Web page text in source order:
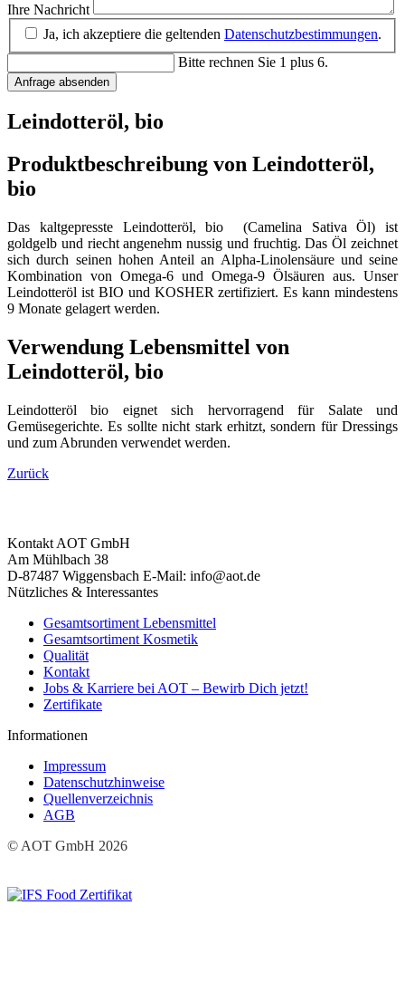
Ihre Nachricht
Ja, ich akzeptiere die geltenden Datenschutzbestimmungen.
Bitte rechnen Sie 1 plus 6.
Anfrage absenden
Leindotteröl, bio
Produktbeschreibung von Leindotteröl,
bio
Das kaltgepresste Leindotteröl, bio (Camelina Sativa Öl) ist
goldgelb und riecht angenehm nussig und fruchtig. Das Öl zeichnet
sich durch seinen hohen Anteil an Alpha-Linolensäure und seine
Kombination von Omega-6 und Omega-9 Ölsäuren aus. Unser
Leindotteröl ist BIO und KOSHER zertifiziert. Es kann mindestens
9 Monate gelagert werden.
Verwendung Lebensmittel von
Leindotteröl, bio
Leindotteröl bio eignet sich hervorragend für Salate und
Gemüsegerichte. Es sollte nicht stark erhitzt, sondern für Dressings
und zum Abrunden verwendet werden.
Zurück
Kontakt AOT GmbH
Am Mühlbach 38
D-87487 Wiggensbach E-Mail: info@aot.de
Nützliches & Interessantes
Gesamtsortiment Lebensmittel
Gesamtsortiment Kosmetik
Qualität
Kontakt
Jobs & Karriere bei AOT – Bewirb Dich jetzt!
Zertifikate
Informationen
Impressum
Datenschutzhinweise
Quellenverzeichnis
AGB
© AOT GmbH 2026